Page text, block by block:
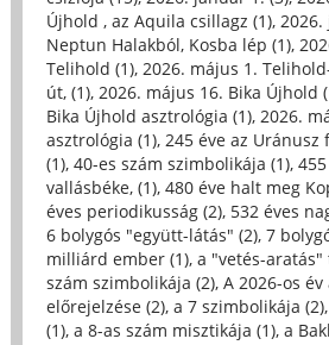
Újhold , az Aquila csillagz (1), 2026.
Neptun Halakból, Kosba lép (1),
Telihold (1), 2026. május 1.
út, (1), 2026. május 16. Bika Újhold
Bika Újhold asztrológia (1), 2026.
asztrológia (1), 245 éve az Uránusz
(1), 40-es szám szimbolikája (1),
vallásbéke, (1), 480 éve halt meg
éves periodikusság (2), 532 éves
6 bolygós "együtt-látás" (2), 7
milliárd ember (1), a "vetés-aratás"
szám szimbolikája (2), A 2026-os
előrejelzése (2), a 7 szimbolikája (2),
(1), a 8-as szám misztikája (1), a